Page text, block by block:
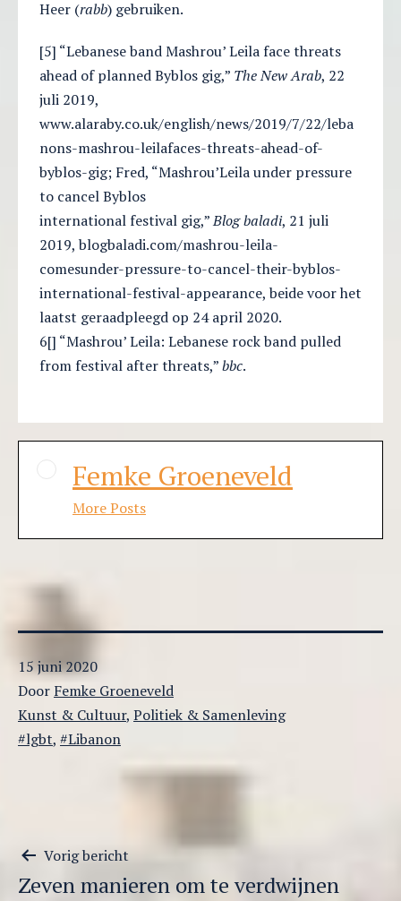
Heer (rabb) gebruiken.
[5] “Lebanese band Mashrou’ Leila face threats
ahead of planned Byblos gig,” The New Arab, 22
juli 2019,
www.alaraby.co.uk/english/news/2019/7/22/leba
nons-mashrou-leilafaces-threats-ahead-of-
byblos-gig; Fred, “Mashrou’Leila under pressure
to cancel Byblos
international festival gig,”Blog baladi, 21 juli
2019, blogbaladi.com/mashrou-leila-
comesunder-pressure-to-cancel-their-byblos-
international-festival-appearance, beide voor het
laatst geraadpleegd op 24 april 2020.
6[] “Mashrou’ Leila: Lebanese rock band pulled
from festival after threats,”bbc.
Femke Groeneveld
More Posts
Gepubliceerd
op
15 juni 2020
Door Femke Groeneveld
Gecategoriseerd
als
Kunst & Cultuur, Politiek & Samenleving
Getagged
lgbt, Libanon
Berichtnavigatie
Vorig bericht
Zeven manieren om te verdwijnen